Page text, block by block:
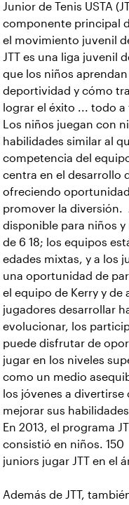
Junior de Tenis USTA
componente principal
el movimiento juvenil
JTT es una liga juvenil
que los niños
deportividad y cómo
lograr el éxito ... todo
Los niños juegan con
habilidades similar al
competencia del
centra en el desarrollo
ofreciendo
promover la diversión.
disponible para niños y
de 6 18; los equipos
edades mixtas, y a los
una oportunidad de
el equipo de Kerry y de
jugadores desarrollar
evolucionar, los
puede disfrutar de
jugar en los niveles
como un medio
los jóvenes a
mejorar sus
En 2013, el programa
consistió en niños.
juniors jugar JTT en el
Además de JTT,